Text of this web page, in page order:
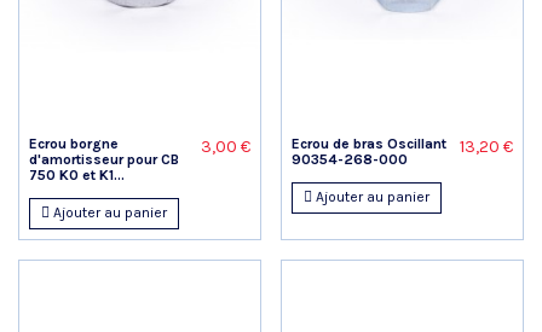
Ecrou borgne
d'amortisseur pour CB
750 K0 et K1...
3,00 €
Ajouter au panier
Ecrou de bras Oscillant
90354-268-000
13,20 €
Ajouter au panier